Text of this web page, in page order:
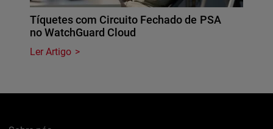
Tíquetes com Circuito Fechado de PSA
no WatchGuard Cloud
Ler Artigo